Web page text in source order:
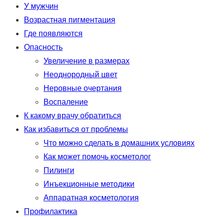
У мужчин
Возрастная пигментация
Где появляются
Опасность
Увеличение в размерах
Неоднородный цвет
Неровные очертания
Воспаление
К какому врачу обратиться
Как избавиться от проблемы
Что можно сделать в домашних условиях
Как может помочь косметолог
Пилинги
Инъекционные методики
Аппаратная косметология
Профилактика